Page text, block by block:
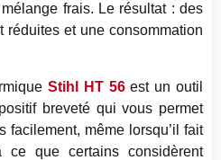
frais. Le résultat : des
réduites et une consommation
Stihl HT 56est un outil
breveté qui vous permet
facilement, même lorsqu’il fait
que certains considèrent